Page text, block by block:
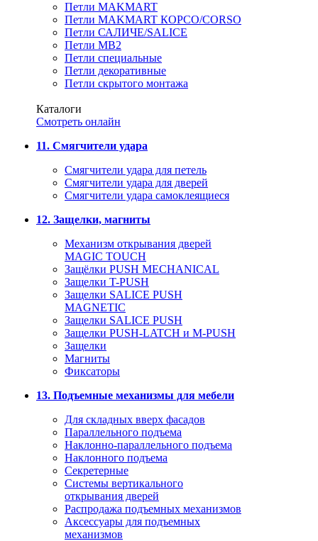
Петли MAKMART
Петли MAKMART КОРСО/CORSO
Петли САЛИЧЕ/SALICE
Петли MB2
Петли специальные
Петли декоративные
Петли скрытого монтажа
Каталоги
Смотреть онлайн
11. Смягчители удара
Смягчители удара для петель
Смягчители удара для дверей
Cмягчители удара самоклеящиеся
12. Защелки, магниты
Механизм открывания дверей
MAGIC TOUCH
Защёлки PUSH MECHANICAL
Защелки T-PUSH
Защелки SALICE PUSH
MAGNETIC
Защелки SALICE PUSH
Защелки PUSH-LATCH и M-PUSH
Защелки
Магниты
Фиксаторы
13. Подъемные механизмы для мебели
Для складных вверх фасадов
Параллельного подъема
Наклонно-параллельного подъема
Наклонного подъема
Секретерные
Системы вертикального
открывания дверей
Распродажа подъемных механизмов
Аксессуары для подъемных
механизмов